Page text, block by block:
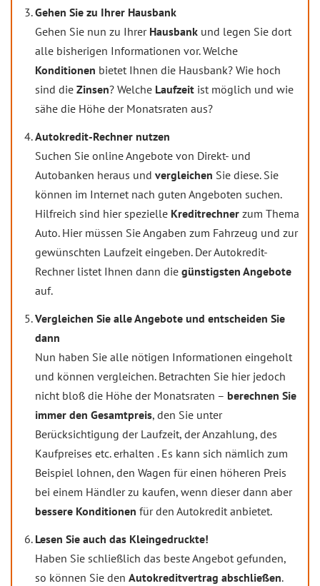
Gehen Sie zu Ihrer Hausbank
Gehen Sie nun zu Ihrer Hausbank und legen Sie dort
alle bisherigen Informationen vor. Welche
Konditionen bietet Ihnen die Hausbank? Wie hoch
sind die Zinsen? Welche Laufzeit ist möglich und wie
sähe die Höhe der Monatsraten aus?
Autokredit-Rechner nutzen
Suchen Sie online Angebote von Direkt- und
Autobanken heraus und vergleichen Sie diese. Sie
können im Internet nach guten Angeboten suchen.
Hilfreich sind hier spezielle Kreditrechner zum Thema
Auto. Hier müssen Sie Angaben zum Fahrzeug und zur
gewünschten Laufzeit eingeben. Der Autokredit-
Rechner listet Ihnen dann die günstigsten Angebote
auf.
Vergleichen Sie alle Angebote und entscheiden Sie
dann
Nun haben Sie alle nötigen Informationen eingeholt
und können vergleichen. Betrachten Sie hier jedoch
nicht bloß die Höhe der Monatsraten – berechnen Sie
immer den Gesamtpreis, den Sie unter
Berücksichtigung der Laufzeit, der Anzahlung, des
Kaufpreises etc. erhalten . Es kann sich nämlich zum
Beispiel lohnen, den Wagen für einen höheren Preis
bei einem Händler zu kaufen, wenn dieser dann aber
bessere Konditionen für den Autokredit anbietet.
Lesen Sie auch das Kleingedruckte!
Haben Sie schließlich das beste Angebot gefunden,
so können Sie den Autokreditvertrag abschließen.